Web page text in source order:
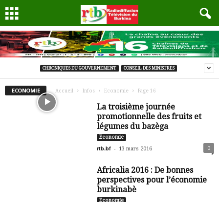
CHRONIQUES DU GOUVERNEMENT CONSEIL DES MINISTRES
ECONOMIE Accueil Infos Economie Page 16
La troisième journée
promotionnelle des fruits et
légumes du bazèga
Economie
rtb.bf - 13 mars 2016 0
Africalia 2016 : De bonnes
perspectives pour l’économie
burkinabè
Economie